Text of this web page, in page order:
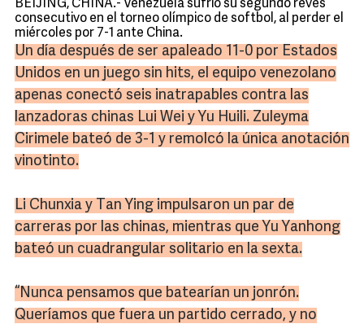
BEIJING, CHINA.- Venezuela sufrió su segundo revés
consecutivo en el torneo olímpico de softbol, al perder el
miércoles por 7-1 ante China.
Un día después de ser apaleado 11-0 por Estados
Unidos en un juego sin hits, el equipo venezolano
apenas conectó seis inatrapables contra las
lanzadoras chinas Lui Wei y Yu Huili. Zuleyma
Cirimele bateó de 3-1 y remolcó la única anotación
vinotinto.
Li Chunxia y Tan Ying impulsaron un par de
carreras por las chinas, mientras que Yu Yanhong
bateó un cuadrangular solitario en la sexta.
“Nunca pensamos que batearían un jonrón.
Queríamos que fuera un partido cerrado, y no